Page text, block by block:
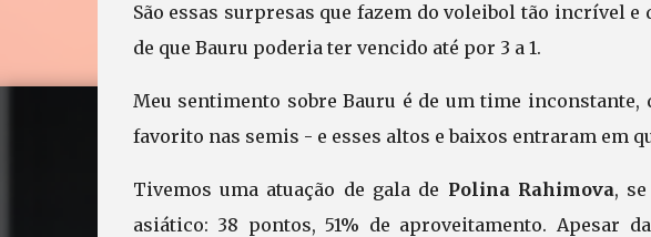
São essas surpresas que fazem do voleibol tão incrível
de que Bauru poderia ter vencido até por 3 a 1.
Meu sentimento sobre Bauru é de um time
favorito nas semis - e esses altos e baixos entraram em
Tivemos uma atuação de gala de Polina Rahimova,
asiático: 38 pontos, 51% de aproveitamento. Apesar